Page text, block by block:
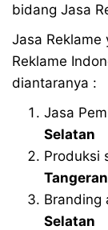
bidang Jasa
Jasa Reklame
Reklame
diantaranya :
Jasa
Selatan
Produksi
Branding
Selatan